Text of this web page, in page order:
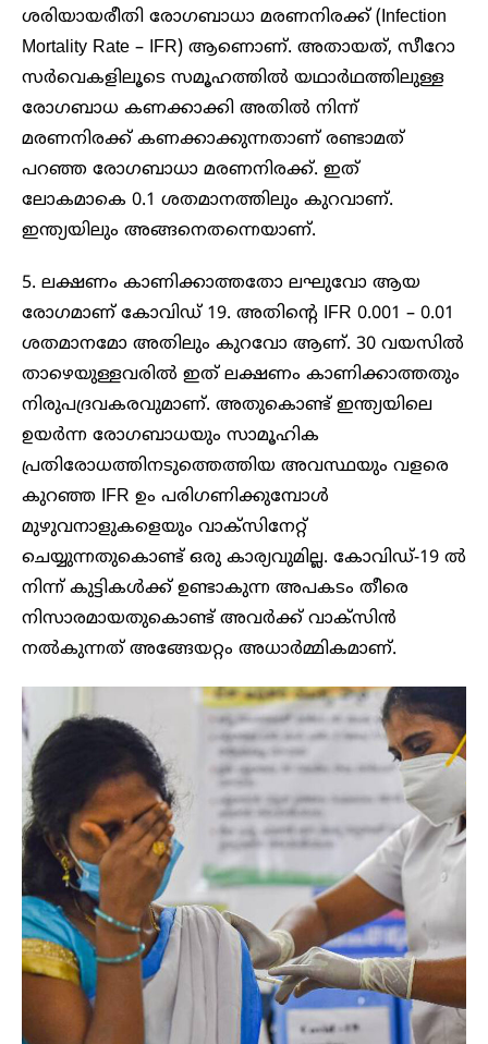
ശരിയായരീതി രോഗബാധാ മരണനിരക്ക് (Infection
Mortality Rate – IFR) ആണൊണ്. അതായത്, സീറോ
സര്‍വെകളിലൂടെ സമൂഹത്തില്‍ യഥാര്‍ഥത്തിലുള്ള
രോഗബാധ കണക്കാക്കി അതില്‍ നിന്ന്
മരണനിരക്ക് കണക്കാക്കുന്നതാണ് രണ്ടാമത്
പറഞ്ഞ രോഗബാധാ മരണനിരക്ക്. ഇത്
ലോകമാകെ 0.1 ശതമാനത്തിലും കുറവാണ്.
ഇന്ത്യയിലും അങ്ങനെതന്നെയാണ്.
5. ലക്ഷണം കാണിക്കാത്തതോ ലഘുവോ ആയ
രോഗമാണ് കോവിഡ് 19. അതിന്റെ IFR 0.001 – 0.01
ശതമാനമോ അതിലും കുറവോ ആണ്. 30 വയസില്‍
താഴെയുള്ളവരില്‍ ഇത് ലക്ഷണം കാണിക്കാത്തതും
നിരുപദ്രവകരവുമാണ്. അതുകൊണ്ട് ഇന്ത്യയിലെ
ഉയര്‍ന്ന രോഗബാധയും സാമൂഹിക
പ്രതിരോധത്തിനടുത്തെത്തിയ അവസ്ഥയും വളരെ
കുറഞ്ഞ IFR ഉം പരിഗണിക്കുമ്പോള്‍
മുഴുവനാളുകളെയും വാക്‌സിനേറ്റ്
ചെയ്യുന്നതുകൊണ്ട് ഒരു കാര്യവുമില്ല. കോവിഡ്-19 ല്‍
നിന്ന് കുട്ടികള്‍ക്ക് ഉണ്ടാകുന്ന അപകടം തീരെ
നിസാരമായതുകൊണ്ട് അവര്‍ക്ക് വാക്‌സിന്‍
നല്‍കുന്നത് അങ്ങേയറ്റം അധാര്‍മ്മികമാണ്.